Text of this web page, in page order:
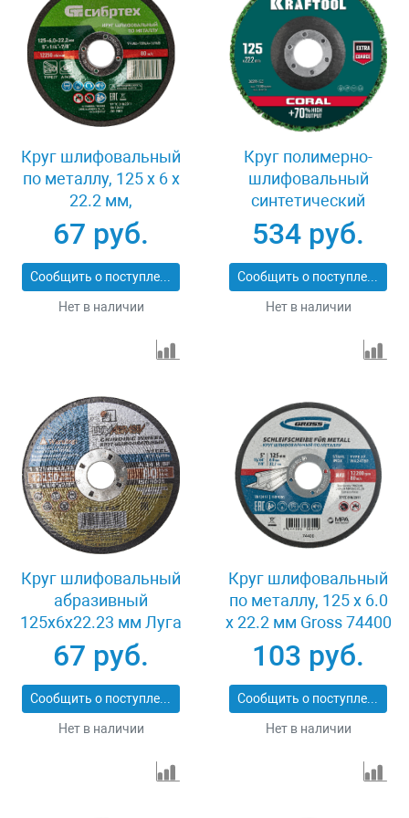
Круг шлифовальный
по металлу, 125 х 6 х
22.2 мм,
9%WA+75%A+16%B,
Сибртех 744007
67 руб.
Сообщить о поступлении
Нет в наличии
Круг полимерно-
шлифовальный
синтетический
абразивный 125х22.2
мм Kraftool CORAL
36599-125
534 руб.
Сообщить о поступлении
Нет в наличии
Круг шлифовальный
абразивный
125x6x22.23 мм Луга
3650-125-06
67 руб.
Сообщить о поступлении
Нет в наличии
Круг шлифовальный
по металлу, 125 х 6.0
х 22.2 мм Gross 74400
103 руб.
Сообщить о поступлении
Нет в наличии